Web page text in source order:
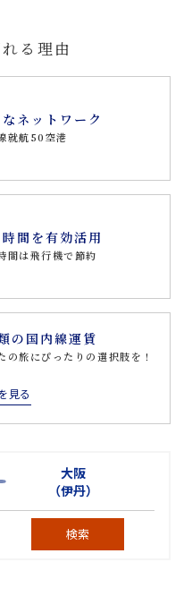
る理由
ネットワーク
就航50空港
間を有効活用
間は飛行機で節約
の国内線運賃
の旅にぴったりの選択肢を！
見る
大阪
（伊丹）
検索